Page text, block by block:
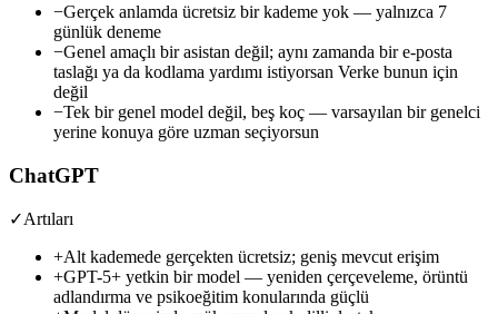
−Gerçek anlamda ücretsiz bir kademe yok — yalnızca 7
günlük deneme
−Genel amaçlı bir asistan değil; aynı zamanda bir e-posta
taslağı ya da kodlama yardımı istiyorsan Verke bunun için
değil
−Tek bir genel model değil, beş koç — varsayılan bir genelci
yerine konuya göre uzman seçiyorsun
ChatGPT
✓Artıları
+Alt kademede gerçekten ücretsiz; geniş mevcut erişim
+GPT-5+ yetkin bir model — yeniden çerçeveleme, örüntü
adlandırma ve psikoeğitim konularında güçlü